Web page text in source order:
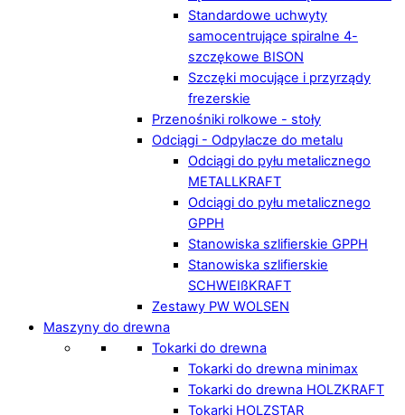
Standardowe uchwyty
samocentrujące spiralne 4-
szczękowe BISON
Szczęki mocujące i przyrządy
frezerskie
Przenośniki rolkowe - stoły
Odciągi - Odpylacze do metalu
Odciągi do pyłu metalicznego
METALLKRAFT
Odciągi do pyłu metalicznego
GPPH
Stanowiska szlifierskie GPPH
Stanowiska szlifierskie
SCHWEIßKRAFT
Zestawy PW WOLSEN
Maszyny do drewna
Tokarki do drewna
Tokarki do drewna minimax
Tokarki do drewna HOLZKRAFT
Tokarki HOLZSTAR